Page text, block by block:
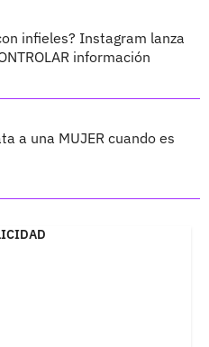
infieles? Instagram lanza
información
a una MUJER cuando es